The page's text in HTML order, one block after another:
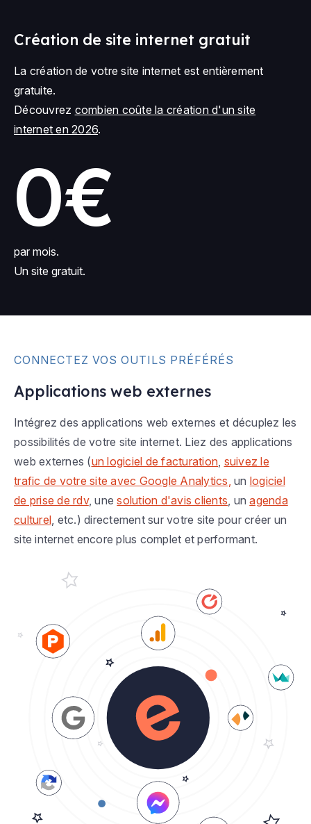
Création de site internet gratuit
La création de votre site internet est entièrement
gratuite.
Découvrez combien coûte la création d'un site
internet en 2026.
0€
par mois.
Un site gratuit.
CONNECTEZ VOS OUTILS PRÉFÉRÉS
Applications web externes
Intégrez des applications web externes et décuplez les
possibilités de votre site internet. Liez des applications
web externes (un logiciel de facturation, suivez le
trafic de votre site avec Google Analytics, un logiciel
de prise de rdv, unesolution d'avis clients, unagenda
culturel, etc.) directement sur votre site pour créer un
site internet encore plus complet et performant.